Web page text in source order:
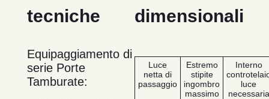
dimensionali
Luce
netta di
passaggio
Estremo
stipite
ingombro
massimo
Interno
luce
necessaria
tecniche
Equipaggiamento di
serie Porte
Tamburate: